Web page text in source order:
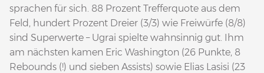
sprachen für sich. 88 Prozent Trefferquote aus dem
Feld, hundert Prozent Dreier (3/3) wie Freiwürfe (8/8)
sind Superwerte – Ugrai spielte wahnsinnig gut. Ihm
am nächsten kamen Eric Washington (26 Punkte, 8
Rebounds (!) und sieben Assists) sowie Elias Lasisi (23